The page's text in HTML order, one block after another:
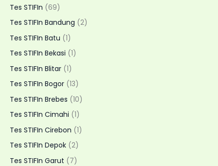
Tes STIFIn (69)
Tes STIFIn Bandung (2)
Tes STIFIn Batu (1)
Tes STIFIn Bekasi (1)
Tes STIFIn Blitar (1)
Tes STIFIn Bogor (13)
Tes STIFIn Brebes (10)
Tes STIFIn Cimahi (1)
Tes STIFIn Cirebon (1)
Tes STIFIn Depok (2)
Tes STIFIn Garut (7)